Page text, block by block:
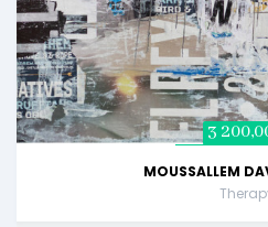
3
MOUSSALLEM